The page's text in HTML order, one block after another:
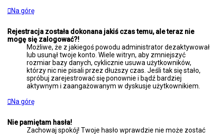
Na górę
Rejestracja została dokonana jakiś czas temu, ale teraz nie
mogę się zalogować?!
Możliwe, że z jakiegoś powodu administrator dezaktywował
lub usunął twoje konto. Wiele witryn, aby zmniejszyć
rozmiar bazy danych, cyklicznie usuwa użytkowników,
którzy nic nie pisali przez dłuższy czas. Jeśli tak się stało,
spróbuj zarejestrować się ponownie i bądź bardziej
aktywnym i zaangażowanym w dyskusje użytkownikiem.
Na górę
Nie pamiętam hasła!
Zachowaj spokój! Twoje hasło wprawdzie nie może zostać